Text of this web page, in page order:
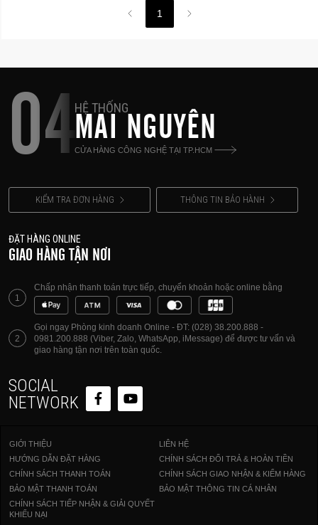
1
04HỆ THỐNG
MAI NGUYÊN
CỬA HÀNG CÔNG NGHỆ TẠI TP.HCM
KIỂM TRA ĐƠN HÀNG THÔNG TIN BẢO HÀNH
ĐẶT HÀNG ONLINE
GIAO HÀNG TẬN NƠI
1
Chấp nhận thanh toán trực tiếp, chuyển khoản hoặc online bằng
2
Gọi ngay Phòng kinh doanh Online - ĐT: (028) 38.200.888 -
0981.200.888 (Viber, Zalo, WhatsApp, iMessage) để được tư vấn và
giao hàng tận nơi trên toàn quốc.
SOCIAL
NETWORK
GIỚI THIỆU
LIÊN HỆ
HƯỚNG DẪN ĐẶT HÀNG
CHÍNH SÁCH ĐỔI TRẢ & HOÀN TIỀN
CHÍNH SÁCH THANH TOÁN
CHÍNH SÁCH GIAO NHẬN & KIỂM HÀNG
BẢO MẬT THANH TOÁN
BẢO MẬT THÔNG TIN CÁ NHÂN
CHÍNH SÁCH TIẾP NHẬN & GIẢI QUYẾT
KHIẾU NẠI